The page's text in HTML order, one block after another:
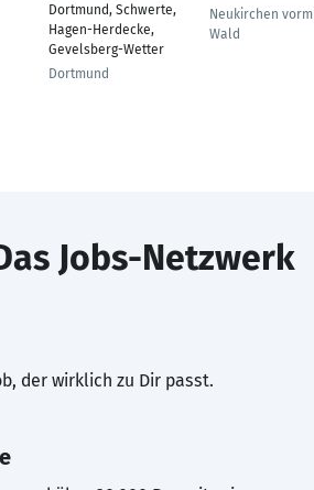
Dortmund, Schwerte,
Hagen-Herdecke,
Gevelsberg-Wetter
Dortmund
Neukirchen vorm
Wald
Jobs-Netzwerk
der wirklich zu Dir passt.